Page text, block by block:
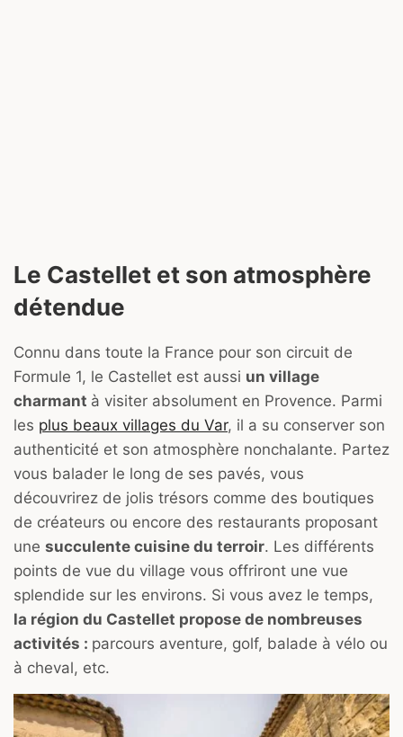
Le Castellet et son atmosphère
détendue
Connu dans toute la France pour son circuit de
Formule 1, le Castellet est aussi un village
charmant à visiter absolument en Provence. Parmi
les plus beaux villages du Var, il a su conserver son
authenticité et son atmosphère nonchalante. Partez
vous balader le long de ses pavés, vous
découvrirez de jolis trésors comme des boutiques
de créateurs ou encore des restaurants proposant
une succulente cuisine du terroir. Les différents
points de vue du village vous offriront une vue
splendide sur les environs. Si vous avez le temps,
la région du Castellet propose de nombreuses
activités : parcours aventure, golf, balade à vélo ou
à cheval, etc.